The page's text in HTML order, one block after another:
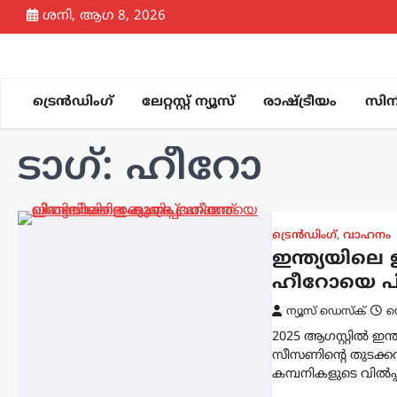
Skip
to
ശനി, ആഗ 8, 2026
ട്രെൻഡിംഗ് ലേറ്റസ്റ്റ് ന്യൂസ് രാഷ്ട്രീയം
ടാഗ്: ഹീറോ
ട്രെൻഡിംഗ്,വാഹനം
ഹീറോയെ
ന്യൂസ് ഡെസ്ക്
2025 ആഗസ്റ്റിൽ
സീസണിന്‍റെ
കമ്പനികളുടെ